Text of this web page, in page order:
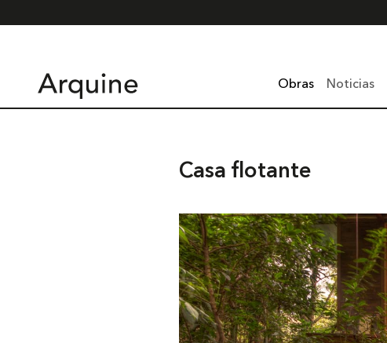
Obras Noticias
Casa flotante